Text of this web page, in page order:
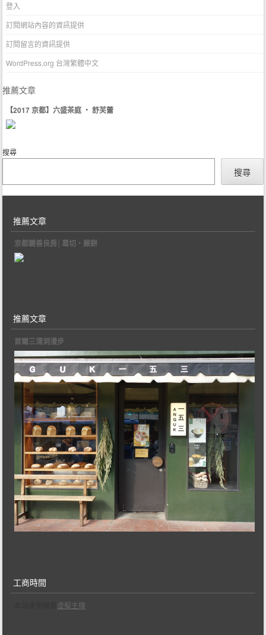
登入
訂閱網站內容的資訊提供
訂閱留言的資訊提供
WordPress.org 台灣繁體中文
推薦文章
【2017 京都】六盛茶庭 ‧ 舒芙蕾
搜尋
搜尋
推薦文章
京都鍵善良房│葛切‧蕨餅
推薦文章
首爾三清洞漫步
工商時間
虛擬主機